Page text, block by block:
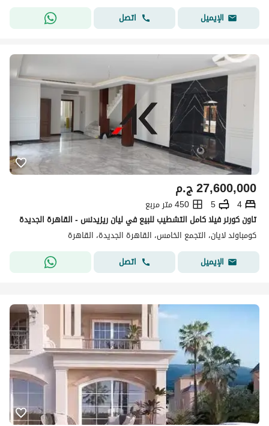
الإيميل
اتصل
ج.م27,600,000
4
5
450 متر مربع
تاون كورنر فيلا كامل التشطيب للبيع في ليان ريزيدنس - القاهرة الجديدة
كومباوند لايان، التجمع الخامس، القاهرة الجديدة، القاهرة
الإيميل
اتصل